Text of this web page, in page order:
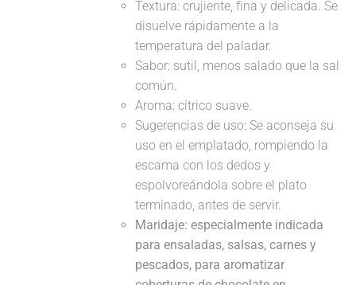
Textura: crujiente, fina y delicada. Se
disuelve rápidamente a la
temperatura del paladar.
Sabor: sutil, menos salado que la sal
común.
Aroma: cítrico suave.
Sugerencias de uso: Se aconseja su
uso en el emplatado, rompiendo la
escama con los dedos y
espolvoreándola sobre el plato
terminado, antes de servir.
Maridaje: especialmente indicada
para ensaladas, salsas, carnes y
pescados, para aromatizar